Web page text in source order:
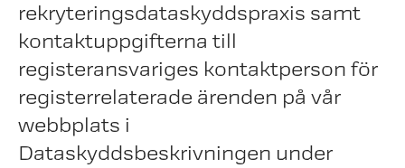
rekryteringsdataskyddspraxis samt
kontaktuppgifterna till
registeransvariges kontaktperson för
registerrelaterade ärenden på vår
webbplats i
Dataskyddsbeskrivningen under